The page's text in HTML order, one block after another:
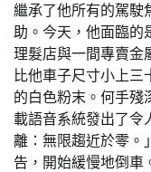
繼承了他所有的駕駛
助。今天，他面臨的
理髮店與一間專賣金
比他車子尺寸小上三
的白色粉末。何手殘
載語音系統發出了令
離：無限趨近於零。
告，開始緩慢地倒車